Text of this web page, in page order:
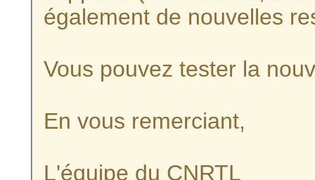
également de nouvelles
Vous pouvez tester la
En vous remerciant,
L'équipe du CNRTL